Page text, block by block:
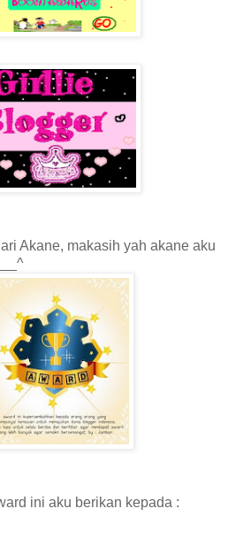
Akane, makasih yah akane aku
ini aku berikan kepada :